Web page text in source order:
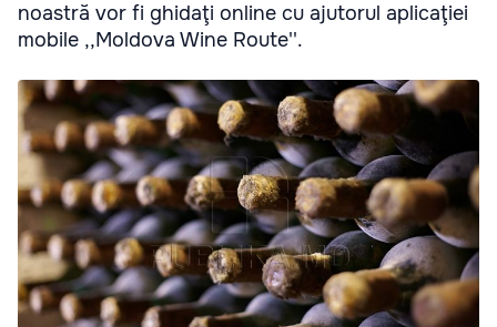
noastră vor fi ghidaţi online cu ajutorul aplicaţiei
mobile ,,Moldova Wine Route''.